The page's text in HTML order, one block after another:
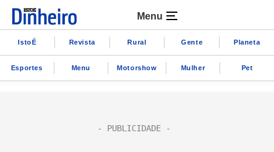
Menu
IstoÉ Revista Rural Gente Planeta
Esportes Menu Motorshow Mulher Pet